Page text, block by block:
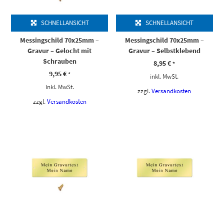
SCHNELLANSICHT
Messingschild 70x25mm –
Gravur – Gelocht mit
Schrauben
9,95€ *
inkl. MwSt.
zzgl. Versandkosten
SCHNELLANSICHT
Messingschild 70x25mm –
Gravur – Selbstklebend
8,95€ *
inkl. MwSt.
zzgl.Versandkosten